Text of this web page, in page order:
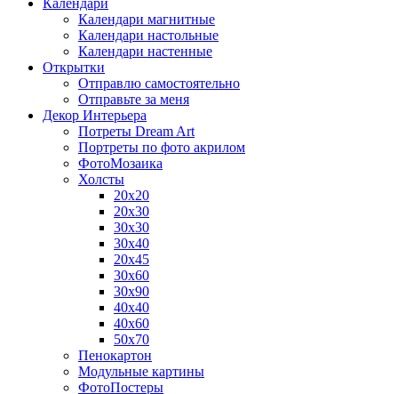
Календари
Календари магнитные
Календари настольные
Календари настенные
Открытки
Отправлю самостоятельно
Отправьте за меня
Декор Интерьера
Потреты Dream Art
Портреты по фото акрилом
ФотоМозаика
Холсты
20х20
20х30
30х30
30х40
20х45
30х60
30х90
40х40
40х60
50х70
Пенокартон
Модульные картины
ФотоПостеры